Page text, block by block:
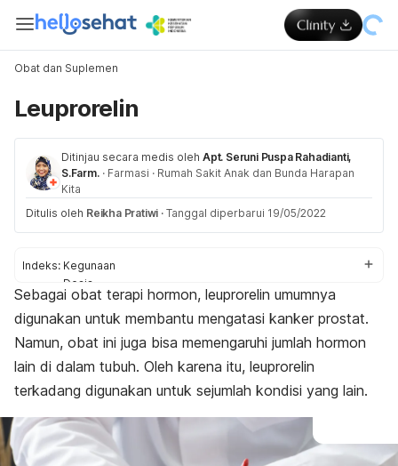
Obat dan Suplemen
Leuprorelin
Ditinjau secara medis oleh Apt. Seruni Puspa Rahadianti,
S.Farm. · Farmasi · Rumah Sakit Anak dan Bunda Harapan
Kita
Ditulis oleh Reikha Pratiwi · Tanggal diperbarui 19/05/2022
Indeks: Kegunaan
Dosis
Aturan pakai
Efek samping
Peringatan dan perhatian
Efek untuk ibu hamil dan menyusui
Interaksi obat
Sebagai obat terapi hormon, leuprorelin umumnya
digunakan untuk membantu mengatasi kanker prostat.
Namun, obat ini juga bisa memengaruhi jumlah hormon
lain di dalam tubuh. Oleh karena itu, leuprorelin
terkadang digunakan untuk sejumlah kondisi yang lain.